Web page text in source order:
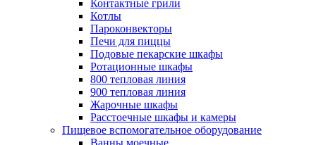
Контактные грили
Котлы
Пароконвекторы
Печи для пиццы
Подовые пекарские шкафы
Ротационные шкафы
800 тепловая линия
900 тепловая линия
Жарочные шкафы
Расстоечные шкафы и камеры
Пищевое вспомогательное оборудование
Ванны моечные